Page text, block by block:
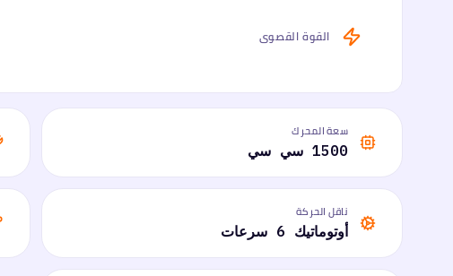
القوة القصوى
سعة المحرك
1500 سي سي
ناقل الحركة
أوتوماتيك 6 سرعات